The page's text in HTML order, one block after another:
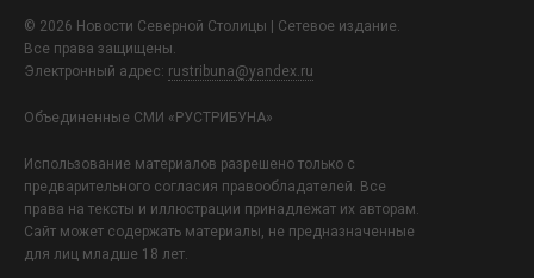
© 2026 Новости Северной Столицы | Сетевое издание.
Все права защищены.
Электронный адрес: rustribuna@yandex.ru
Объединенные СМИ «РУСТРИБУНА»
Использование материалов разрешено только с
предварительного согласия правообладателей. Все
права на тексты и иллюстрации принадлежат их авторам.
Сайт может содержать материалы, не предназначенные
для лиц младше 18 лет.